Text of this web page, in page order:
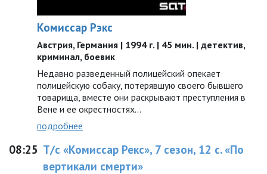
Комиссар Рэкс
Австрия, Германия | 1994 г. | 45 мин. | детектив,
криминал, боевик
Недавно разведенный полицейский опекает
полицейскую собаку, потерявшую своего бывшего
товарища, вместе они раскрывают преступления в
Вене и ее окрестностях…
подробнее
08:25 Т/с «Комиссар Рекс», 7 сезон, 12 с. «По
вертикали смерти»